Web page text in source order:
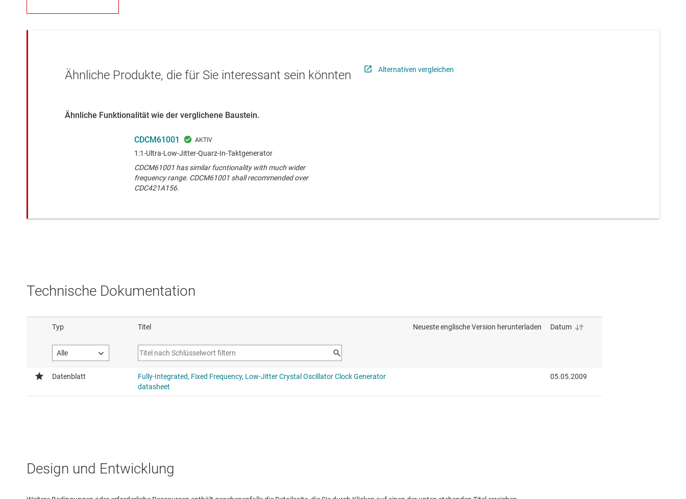
Ähnliche Produkte, die für Sie interessant sein könnten Alternativen vergleichen
Ähnliche Funktionalität wie der verglichene Baustein.
CDCM61001
1:1-Ultra-Low-Jitter-Quarz-In-Taktgenerator
CDCM61001 has similar fucntionality with much wider
frequency range. CDCM61001 shall recommended over
CDC421A156.
Technische Dokumentation
Design und Entwicklung